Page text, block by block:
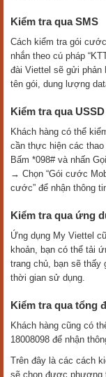
Kiểm tra qua SMS
Cách kiểm tra gói
nhắn theo cú pháp
đài Viettel sẽ gửi
tên gói, dung lượng
Kiểm tra qua USSD
Khách hàng có thể
cần thực hiện các
Bấm *098# và nhấn
→ Chọn “Gói cước
cước” để nhận thông
Kiểm tra qua ứng
Ứng dụng My Viettel
khoản, bạn có thể tải
trang chủ, bạn sẽ
thời gian sử dụng.
Kiểm tra qua tổng
Khách hàng cũng có
18008098 để nhận
Trên đây là các cách
sẽ chọn được phương